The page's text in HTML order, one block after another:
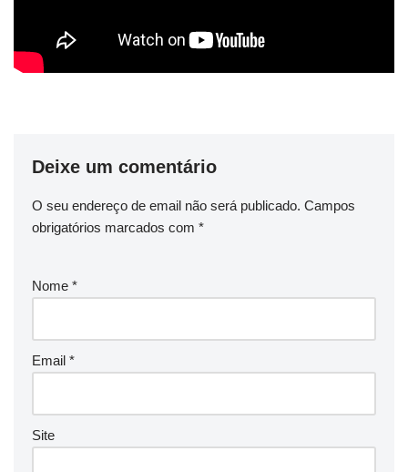
Deixe um comentário
O seu endereço de email não será publicado. Campos
obrigatórios marcados com *
Nome *
Email *
Site